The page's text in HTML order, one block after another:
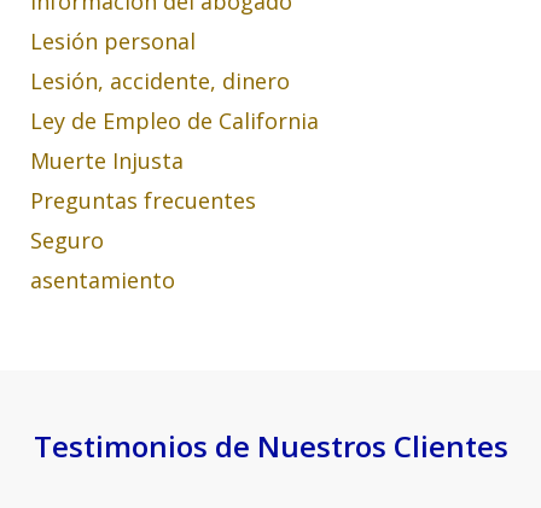
Lesión personal
Lesión, accidente, dinero
Ley de Empleo de California
Muerte Injusta
Preguntas frecuentes
Seguro
asentamiento
Testimonios de Nuestros Clientes